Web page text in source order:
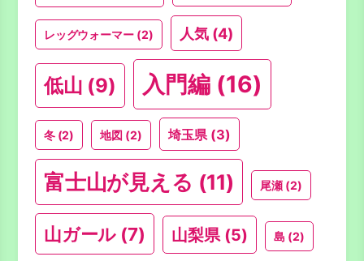
レッグウォーマー (2) 人気 (4)
低山 (9) 入門編 (16)
冬(2) 地図 (2) 埼玉県(3)
富士山が見える (11) 尾瀬 (2)
山ガール (7) 山梨県(5) 島 (2)